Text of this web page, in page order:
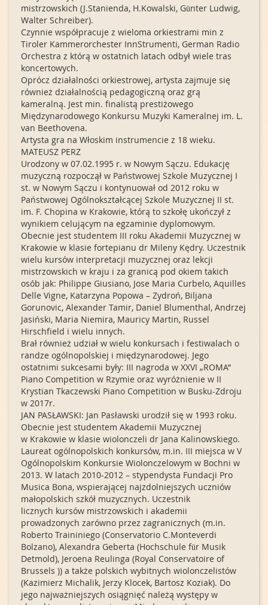
mistrzowskich (J.Stanienda, H.Kowalski, Günter Ludwig,
Walter Schreiber).
Czynnie współpracuje z wieloma orkiestrami min z
Tiroler Kammerorchester InnStrumenti, German Radio
Orchestra z którą w ostatnich latach odbył wiele tras
koncertowych.
Oprócz działalności orkiestrowej, artysta zajmuje się
również działalnością pedagogiczną oraz grą
kameralną. Jest min. finalistą prestiżowego
Międzynarodowego Konkursu Muzyki Kameralnej im. L.
van Beethovena.
Artysta gra na Włoskim instrumencie z 18 wieku.
MATEUSZ PERZ
Urodzony w 07.02.1995 r. w Nowym Sączu. Edukację
muzyczną rozpoczął w Państwowej Szkole Muzycznej I
st. w Nowym Sączu i kontynuował od 2012 roku w
Państwowej Ogólnokształcącej Szkole Muzycznej II st.
im. F. Chopina w Krakowie, którą to szkołę ukończył z
wynikiem celującym na egzaminie dyplomowym.
Obecnie jest studentem III roku Akademii Muzycznej w
Krakowie w klasie fortepianu dr Mileny Kędry. Uczestnik
wielu kursów interpretacji muzycznej oraz lekcji
mistrzowskich w kraju i za granicą pod okiem takich
osób jak: Philippe Giusiano, Jose Maria Curbelo, Aquilles
Delle Vigne, Katarzyna Popowa – Zydroń, Biljana
Gorunovic, Alexander Tamir, Daniel Blumenthal, Andrzej
Jasiński, Maria Niemira, Mauricy Martin, Russel
Hirschfield i wielu innych.
Brał również udział w wielu konkursach i festiwalach o
randze ogólnopolskiej i międzynarodowej. Jego
ostatnimi sukcesami były: III nagroda w XXVI „ROMA”
Piano Competition w Rzymie oraz wyróżnienie w II
Krystian Tkaczewski Piano Competition w Busku-Zdroju
w 2017r.
JAN PASŁAWSKI: Jan Pasławski urodził się w 1993 roku.
Obecnie jest studentem Akademii Muzycznej
w Krakowie w klasie wiolonczeli dr Jana Kalinowskiego.
Laureat ogólnopolskich konkursów, m.in. III miejsca w V
Ogólnopolskim Konkursie Wiolonczelowym w Bochni w
2013. W latach 2010-2012 – stypendysta Fundacji Pro
Musica Bona, wspierającej najzdolniejszych uczniów
małopolskich szkół muzycznych. Uczestnik
licznych kursów mistrzowskich i akademii
prowadzonych zarówno przez zagranicznych (m.in.
Roberto Traininiego (Conservatorio C.Monteverdi
Bolzano), Alexandra Geberta (Hochschule für Musik
Detmold), Jeroena Reulinga (Royal Conservatoire of
Brussels )) a także polskich wybitnych wiolonczelistów
(Kazimierz Michalik, Jerzy Klocek, Bartosz Koziak). Do
jego najważniejszych osiągnięć należą występy w